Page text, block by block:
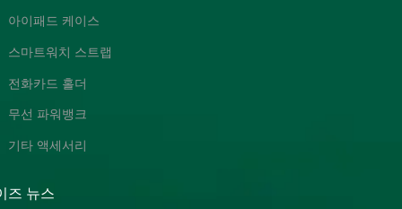
아이패드 케이스
스마트워치 스트랩
전화카드 홀더
무선 파워뱅크
기타 액세서리
즈 뉴스